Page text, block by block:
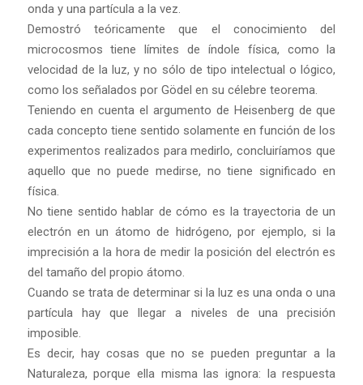
onda y una partícula a la vez.
Demostró teóricamente que el conocimiento del
microcosmos tiene límites de índole física, como la
velocidad de la luz, y no sólo de tipo intelectual o lógico,
como los señalados por Gödel en su célebre teorema.
Teniendo en cuenta el argumento de Heisenberg de que
cada concepto tiene sentido solamente en función de los
experimentos realizados para medirlo, concluiríamos que
aquello que no puede medirse, no tiene significado en
física.
No tiene sentido hablar de cómo es la trayectoria de un
electrón en un átomo de hidrógeno, por ejemplo, si la
imprecisión a la hora de medir la posición del electrón es
del tamaño del propio átomo.
Cuando se trata de determinar si la luz es una onda o una
partícula hay que llegar a niveles de una precisión
imposible.
Es decir, hay cosas que no se pueden preguntar a la
Naturaleza, porque ella misma las ignora: la respuesta